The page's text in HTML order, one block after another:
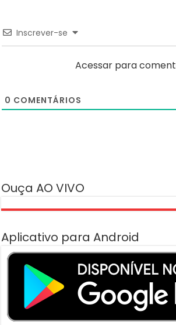
Inscrever-se
Acessar para
0 COMENTÁRIOS
Ouça AO VIVO
Aplicativo para Android